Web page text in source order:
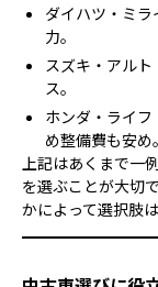
ダイハツ・ミ
力。
スズキ・アル
ス。
ホンダ・ライ
め整備費も安め。
上記はあくまで一
を選ぶことが大切
かによって選択肢